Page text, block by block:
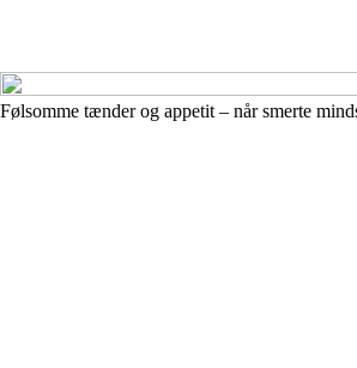
Følsomme tænder og appetit – når smerte